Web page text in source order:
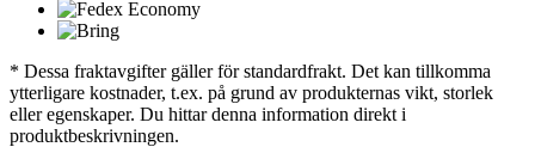
* Dessa fraktavgifter gäller för standardfrakt. Det kan tillkomma
ytterligare kostnader, t.ex. på grund av produkternas vikt, storlek
eller egenskaper. Du hittar denna information direkt i
produktbeskrivningen.